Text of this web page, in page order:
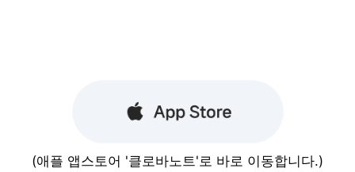
(애플 앱스토어 '클로바노트'로 바로 이동합니다.)